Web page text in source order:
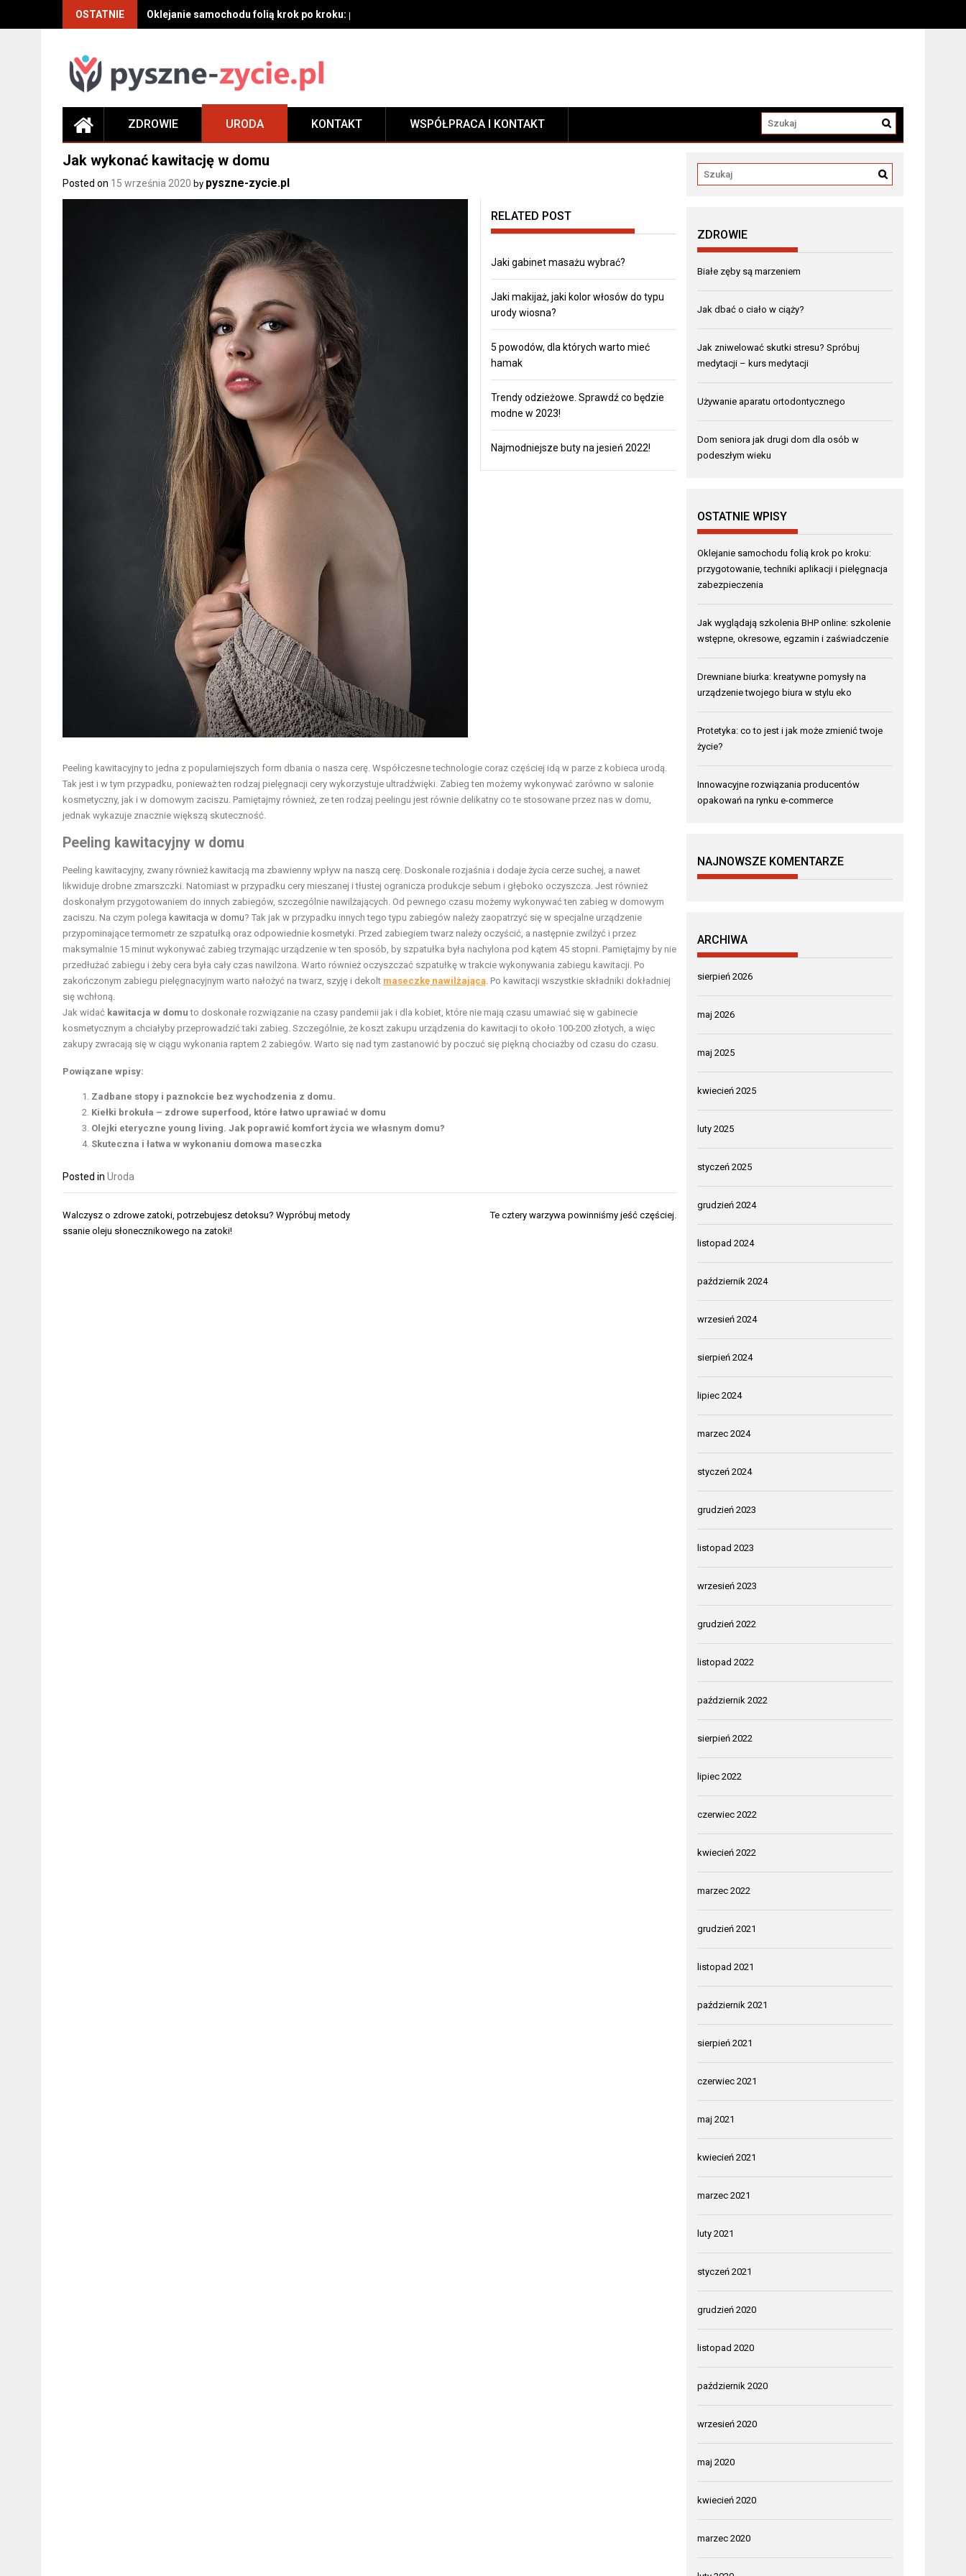
OSTATNIE Oklejanie samochodu folią krok po kroku: przygotowanie, techniki aplikacji i pielęgnacja zabezpieczenia
ZDROWIE URODA KONTAKT WSPÓŁPRACA I KONTAKT
Jak wykonać kawitację w domu
Posted on 15 września 2020 by pyszne-zycie.pl
RELATED POST
Jaki gabinet masażu wybrać?
Jaki makijaż, jaki kolor włosów do typu
urody wiosna?
5 powodów, dla których warto mieć
hamak
Trendy odzieżowe. Sprawdź co będzie
modne w 2023!
Najmodniejsze buty na jesień 2022!
Peeling kawitacyjny to jedna z popularniejszych form dbania o nasza cerę. Współczesne technologie coraz częściej idą w parze z kobieca urodą.
Tak jest i w tym przypadku, ponieważ ten rodzaj pielęgnacji cery wykorzystuje ultradźwięki. Zabieg ten możemy wykonywać zarówno w salonie
kosmetyczny, jak i w domowym zaciszu. Pamiętajmy również, ze ten rodzaj peelingu jest równie delikatny co te stosowane przez nas w domu,
jednak wykazuje znacznie większą skuteczność.
Peeling kawitacyjny w domu
Peeling kawitacyjny, zwany również kawitacją ma zbawienny wpływ na naszą cerę. Doskonale rozjaśnia i dodaje życia cerze suchej, a nawet
likwiduje drobne zmarszczki. Natomiast w przypadku cery mieszanej i tłustej ogranicza produkcje sebum i głęboko oczyszcza. Jest również
doskonałym przygotowaniem do innych zabiegów, szczególnie nawilżających. Od pewnego czasu możemy wykonywać ten zabieg w domowym
zaciszu. Na czym polega kawitacja w domu? Tak jak w przypadku innych tego typu zabiegów należy zaopatrzyć się w specjalne urządzenie
przypominające termometr ze szpatułką oraz odpowiednie kosmetyki. Przed zabiegiem twarz należy oczyścić, a następnie zwilżyć i przez
maksymalnie 15 minut wykonywać zabieg trzymając urządzenie w ten sposób, by szpatułka była nachylona pod kątem 45 stopni. Pamiętajmy by nie
przedłużać zabiegu i żeby cera była cały czas nawilżona. Warto również oczyszczać szpatułkę w trakcie wykonywania zabiegu kawitacji. Po
zakończonym zabiegu pielęgnacyjnym warto nałożyć na twarz, szyję i dekolt maseczkę nawilżającą. Po kawitacji wszystkie składniki dokładniej
się wchłoną.
Jak widać kawitacja w domu to doskonałe rozwiązanie na czasy pandemii jak i dla kobiet, które nie mają czasu umawiać się w gabinecie
kosmetycznym a chciałyby przeprowadzić taki zabieg. Szczególnie, że koszt zakupu urządzenia do kawitacji to około 100-200 złotych, a więc
zakupy zwracają się w ciągu wykonania raptem 2 zabiegów. Warto się nad tym zastanowić by poczuć się piękną chociażby od czasu do czasu.
Powiązane wpisy:
Zadbane stopy i paznokcie bez wychodzenia z domu.
Kiełki brokuła – zdrowe superfood, które łatwo uprawiać w domu
Olejki eteryczne young living. Jak poprawić komfort życia we własnym domu?
Skuteczna i łatwa w wykonaniu domowa maseczka
Posted in Uroda
Nawigacja
wpisu
Walczysz o zdrowe zatoki, potrzebujesz detoksu? Wypróbuj metody
ssanie oleju słonecznikowego na zatoki!
Te cztery warzywa powinniśmy jeść częściej.
ZDROWIE
Białe zęby są marzeniem
Jak dbać o ciało w ciąży?
Jak zniwelować skutki stresu? Spróbuj
medytacji – kurs medytacji
Używanie aparatu ortodontycznego
Dom seniora jak drugi dom dla osób w
podeszłym wieku
OSTATNIE WPISY
Oklejanie samochodu folią krok po kroku:
przygotowanie, techniki aplikacji i pielęgnacja
zabezpieczenia
Jak wyglądają szkolenia BHP online: szkolenie
wstępne, okresowe, egzamin i zaświadczenie
Drewniane biurka: kreatywne pomysły na
urządzenie twojego biura w stylu eko
Protetyka: co to jest i jak może zmienić twoje
życie?
Innowacyjne rozwiązania producentów
opakowań na rynku e-commerce
NAJNOWSZE KOMENTARZE
ARCHIWA
sierpień 2026
maj 2026
maj 2025
kwiecień 2025
luty 2025
styczeń 2025
grudzień 2024
listopad 2024
październik 2024
wrzesień 2024
sierpień 2024
lipiec 2024
marzec 2024
styczeń 2024
grudzień 2023
listopad 2023
wrzesień 2023
grudzień 2022
listopad 2022
październik 2022
sierpień 2022
lipiec 2022
czerwiec 2022
kwiecień 2022
marzec 2022
grudzień 2021
listopad 2021
październik 2021
sierpień 2021
czerwiec 2021
maj 2021
kwiecień 2021
marzec 2021
luty 2021
styczeń 2021
grudzień 2020
listopad 2020
październik 2020
wrzesień 2020
maj 2020
kwiecień 2020
marzec 2020